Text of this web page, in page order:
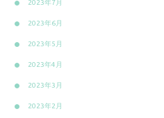
2023年7月
2023年6月
2023年5月
2023年4月
2023年3月
2023年2月